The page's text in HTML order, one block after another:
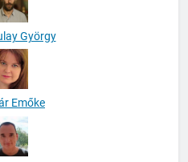
György
Emőke